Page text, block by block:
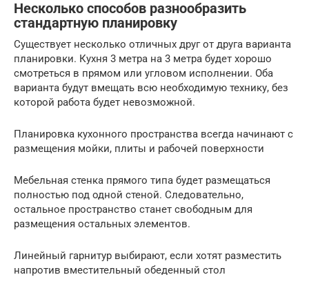
Несколько способов разнообразить
стандартную планировку
Существует несколько отличных друг от друга варианта
планировки. Кухня 3 метра на 3 метра будет хорошо
смотреться в прямом или угловом исполнении. Оба
варианта будут вмещать всю необходимую технику, без
которой работа будет невозможной.
Планировка кухонного пространства всегда начинают с
размещения мойки, плиты и рабочей поверхности
Мебельная стенка прямого типа будет размещаться
полностью под одной стеной. Следовательно,
остальное пространство станет свободным для
размещения остальных элементов.
Линейный гарнитур выбирают, если хотят разместить
напротив вместительный обеденный стол